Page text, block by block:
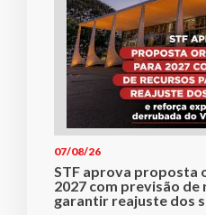
07/08/26
STF aprova proposta
2027 com previsão de
garantir reajuste dos